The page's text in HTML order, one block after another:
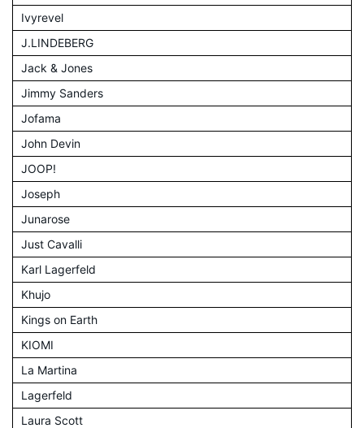
Ivyrevel
J.LINDEBERG
Jack & Jones
Jimmy Sanders
Jofama
John Devin
JOOP!
Joseph
Junarose
Just Cavalli
Karl Lagerfeld
Khujo
Kings on Earth
KIOMI
La Martina
Lagerfeld
Laura Scott